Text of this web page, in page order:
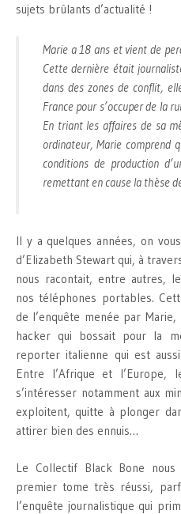
sujets brûlants d’actualité !
Marie a 18 ans et vient de
Cette dernière était
dans des zones de conflit,
France pour s’occuper de la
En triant les affaires de sa
ordinateur, Marie comprend
conditions de production
remettant en cause la thèse
Il y a quelques années, on
d’Elizabeth Stewart qui, à
nous racontait, entre autres,
nos téléphones portables.
de l’enquête menée par
hacker qui bossait pour la
reporter italienne qui est
Entre l’Afrique et l’Europe,
s’intéresser notamment aux
exploitent, quitte à plonger
attirer bien des ennuis…
Le Collectif Black Bone nous
premier tome très réussi,
l’enquête journalistique qui